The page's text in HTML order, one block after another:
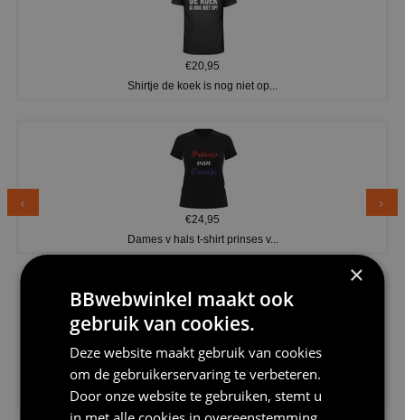
€20,95
Shirtje de koek is nog niet op...
€24,95
Dames v hals t-shirt prinses v...
€24,95
Koningsdag shirt heren v-hals ...
×
BBwebwinkel maakt ook
gebruik van cookies.
Deze website maakt gebruik van cookies
om de gebruikerservaring te verbeteren.
Door onze website te gebruiken, stemt u